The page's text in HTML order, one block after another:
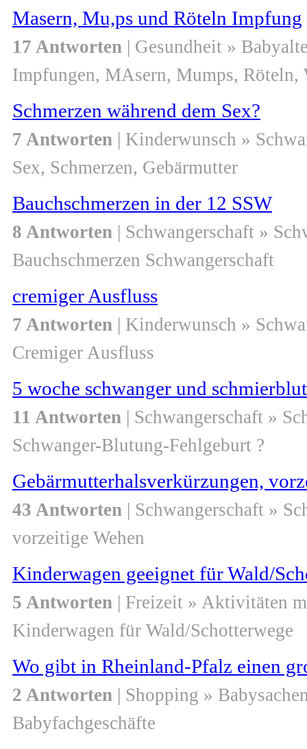
Masern, Mu,ps und Röteln Impfung
17 Antworten | Gesundheit »
Impfungen, MAsern, Mumps,
Schmerzen während dem Sex?
7 Antworten | Kinderwunsch »
Sex, Schmerzen, Gebärmutter
Bauchschmerzen in der 12 SSW
8 Antworten | Schwangerschaft »
Bauchschmerzen Schwangerschaft
cremiger Ausfluss
7 Antworten | Kinderwunsch »
Cremiger Ausfluss
5 woche schwanger und
11 Antworten | Schwangerschaft »
Schwanger-Blutung-Fehlgeburt ?
Gebärmutterhalsverkürzungen,
43 Antworten | Schwangerschaft »
vorzeitige Wehen
Kinderwagen geeignet für Wald/
5 Antworten | Freizeit » Aktivitäten
Kinderwagen für Wald/Schotterwege
Wo gibt in Rheinland-Pfalz einen
2 Antworten | Shopping »
Babyfachgeschäfte